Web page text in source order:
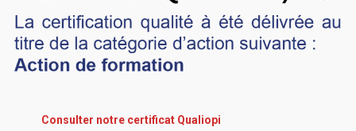
Consulter notre certificat Qualiopi